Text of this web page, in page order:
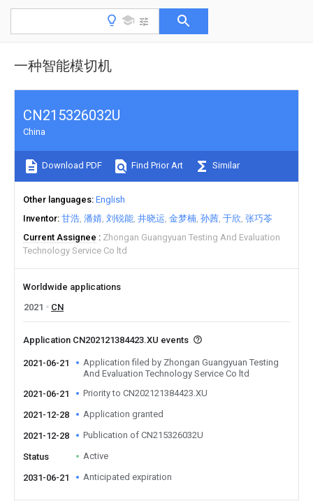
一种智能模切机
CN215326032U
China
Download PDF Find Prior Art Similar
Other languages English
Inventor 甘浩 潘婧 刘锐能 井晓运 金梦楠 孙茜 于欣 张巧苓
Current Assignee
Zhongan Guangyuan Testing And Evaluation
Technology Service Co ltd
Worldwide applications
2021
CN
Application CN202121384423.XU events
2021-06-21
Application filed by Zhongan Guangyuan Testing
And Evaluation Technology Service Co ltd
2021-06-21
Priority to CN202121384423.XU
2021-12-28 Application granted
2021-12-28 Publication of CN215326032U
Status Active
2031-06-21 Anticipated expiration